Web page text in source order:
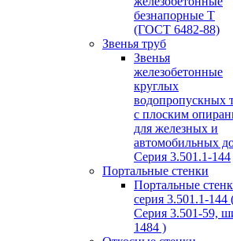
безнапорные Т
(ГОСТ 6482-88)
Звенья труб
Звенья
железобетонные
круглых
водопропускных
с плоским
для железных и
автомобильных
Серия 3.501.1-144
Портальные стенки
Портальные
серия 3.501.1-144
Серия 3.501-59,
1484 )